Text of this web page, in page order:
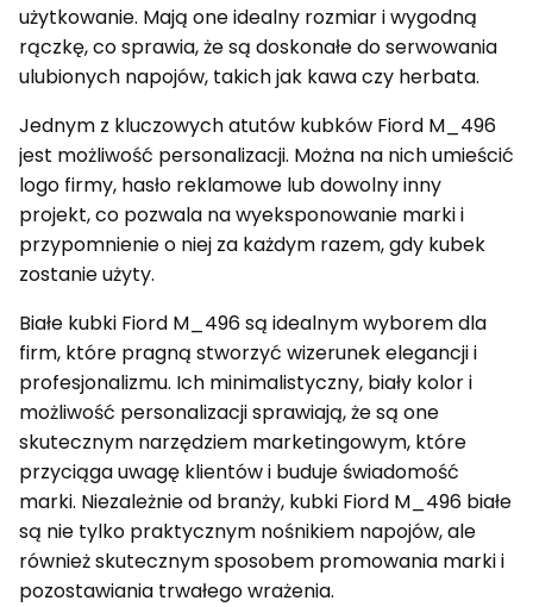
użytkowanie. Mają one idealny rozmiar i wygodną
rączkę, co sprawia, że są doskonałe do serwowania
ulubionych napojów, takich jak kawa czy herbata.
Jednym z kluczowych atutów kubków Fiord M_496
jest możliwość personalizacji. Można na nich umieścić
logo firmy, hasło reklamowe lub dowolny inny
projekt, co pozwala na wyeksponowanie marki i
przypomnienie o niej za każdym razem, gdy kubek
zostanie użyty.
Białe kubki Fiord M_496 są idealnym wyborem dla
firm, które pragną stworzyć wizerunek elegancji i
profesjonalizmu. Ich minimalistyczny, biały kolor i
możliwość personalizacji sprawiają, że są one
skutecznym narzędziem marketingowym, które
przyciąga uwagę klientów i buduje świadomość
marki. Niezależnie od branży, kubki Fiord M_496 białe
są nie tylko praktycznym nośnikiem napojów, ale
również skutecznym sposobem promowania marki i
pozostawiania trwałego wrażenia.